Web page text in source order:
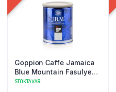
Goppion Caffe Jamaica
Blue Mountain Fasulye
Kahve 250gr
STOKTA VAR